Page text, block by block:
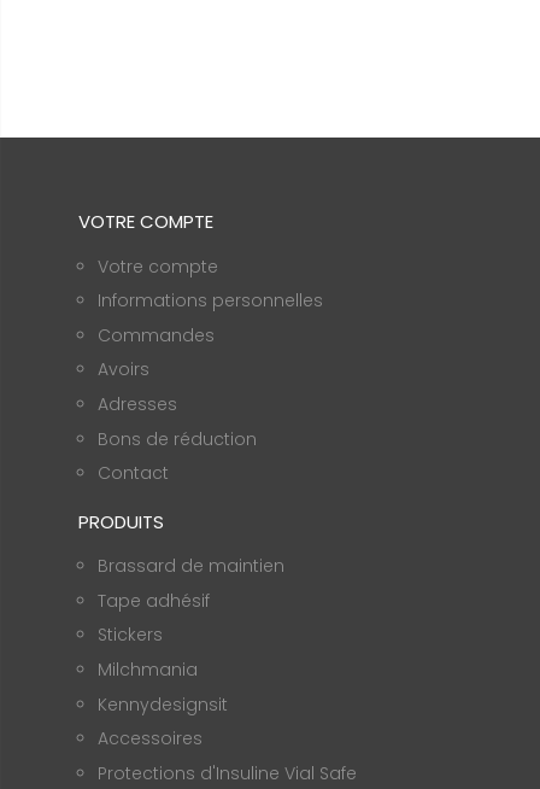
VOTRE COMPTE
Votre compte
Informations personnelles
Commandes
Avoirs
Adresses
Bons de réduction
Contact
PRODUITS
Brassard de maintien
Tape adhésif
Stickers
Milchmania
Kennydesignsit
Accessoires
Protections d'Insuline Vial Safe